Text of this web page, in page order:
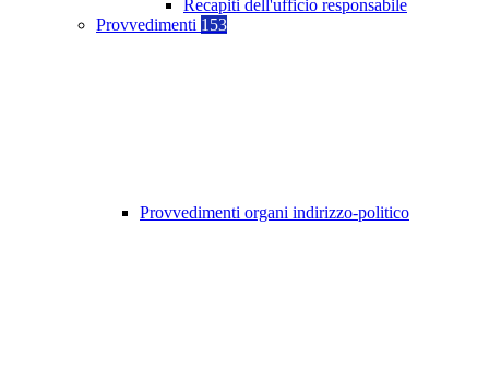
Recapiti dell'ufficio responsabile
Provvedimenti 153
Provvedimenti organi indirizzo-politico